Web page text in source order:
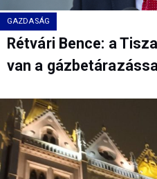
GAZDASÁG
Rétvári Bence: a
van a